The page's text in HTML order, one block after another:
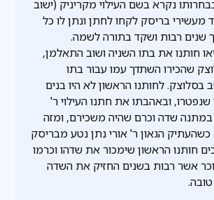
נקרא בשם העילוי מקריניק (ישוב
מעשירי בריסק לקחו לחתן ונתן לו כל
שנים רבות ושקד בתורה לשמה.
חותנו את בתו השניה ושוב התאלמן,
שהכירו השתדך עמו עבור בתו
בסלוצק. לחותנו הראשון לא היו בנים
שנפטרו, ובאהבתו את חתנו העילוי ר'
במתנה שדה וכרם שהיה משכירם, ומזה
כשהעתיק הגאון ר' אורי נתן נטע מבריסק
חותנו הראשון שימכור את שדהו וכרמו
אשר רבות בשנים החזיק את השדה